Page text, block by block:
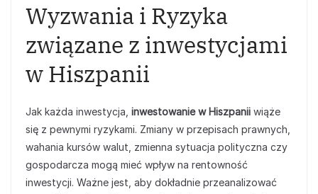
Wyzwania i Ryzyka
związane z inwestycjami
w Hiszpanii
Jak każda inwestycja, inwestowanie w Hiszpanii wiąże
się z pewnymi ryzykami. Zmiany w przepisach prawnych,
wahania kursów walut, zmienna sytuacja polityczna czy
gospodarcza mogą mieć wpływ na rentowność
inwestycji. Ważne jest, aby dokładnie przeanalizować